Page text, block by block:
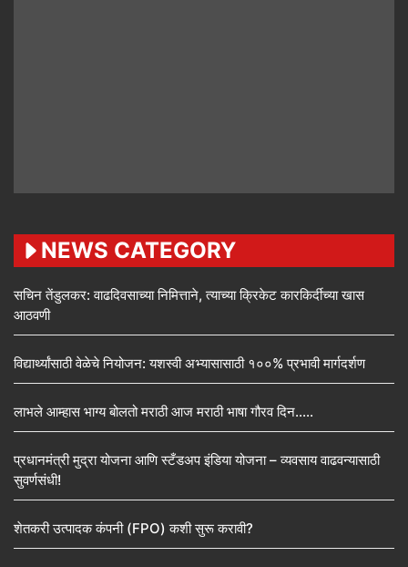
NEWS CATEGORY
सचिन तेंडुलकर: वाढदिवसाच्या निमित्ताने, त्याच्या क्रिकेट कारकिर्दीच्या खास
आठवणी
विद्यार्थ्यांसाठी वेळेचे नियोजन: यशस्वी अभ्यासासाठी १००% प्रभावी मार्गदर्शण
लाभले आम्हास भाग्य बोलतो मराठी आज मराठी भाषा गौरव दिन…..
प्रधानमंत्री मुद्रा योजना आणि स्टँडअप इंडिया योजना – व्यवसाय वाढवन्यासाठी
सुवर्णसंधी!
शेतकरी उत्पादक कंपनी (FPO) कशी सुरू करावी?